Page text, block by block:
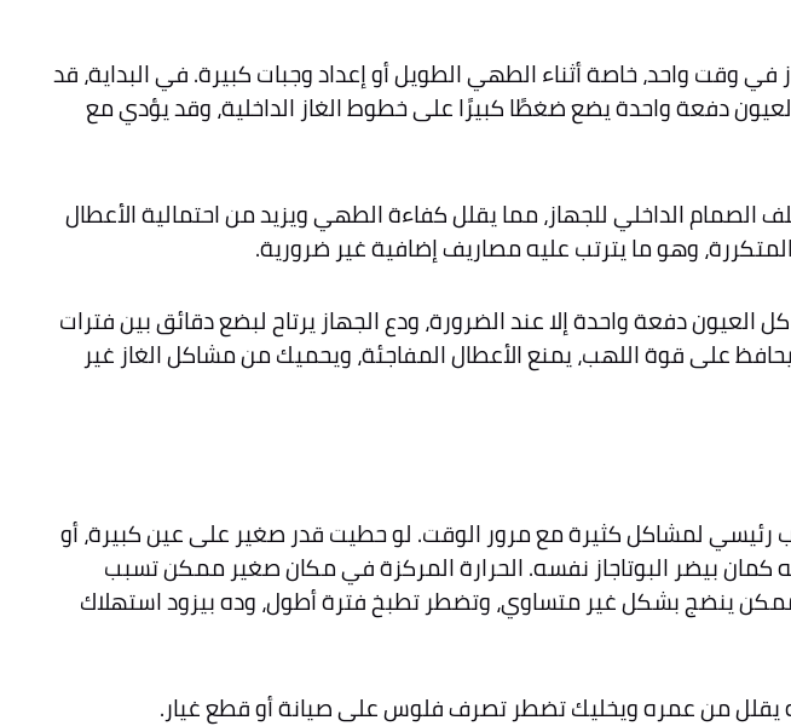
وقت واحد، خاصة أثناء الطهي الطويل أو إعداد وجبات كبيرة. في البداية، قد
دفعة واحدة يضع ضغطًا كبيرًا على خطوط الغاز الداخلية، وقد يؤدي مع
الداخلي للجهاز، مما يقلل كفاءة الطهي ويزيد من احتمالية الأعطال
وهو ما يترتب عليه مصاريف إضافية غير ضرورية.
دفعة واحدة إلا عند الضرورة، ودع الجهاز يرتاح لبضع دقائق بين فترات
على قوة اللهب، يمنع الأعطال المفاجئة، ويحميك من مشاكل الغاز غير
رئيسي لمشاكل كثيرة مع مرور الوقت. لو حطيت قدر صغير على عين كبيرة، أو
بيضر البوتاجاز نفسه. الحرارة المركزة في مكان صغير ممكن تسبب
ممكن ينضج بشكل غير متساوي، وتضطر تطبخ فترة أطول، وده بيزود استهلاك
يقلل من عمره ويخليك تضطر تصرف فلوس على صيانة أو قطع غيار.